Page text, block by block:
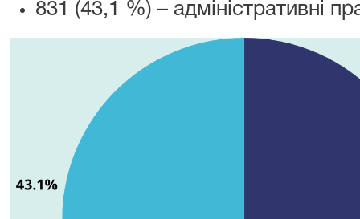
831 (43,1 %) – адміністративні